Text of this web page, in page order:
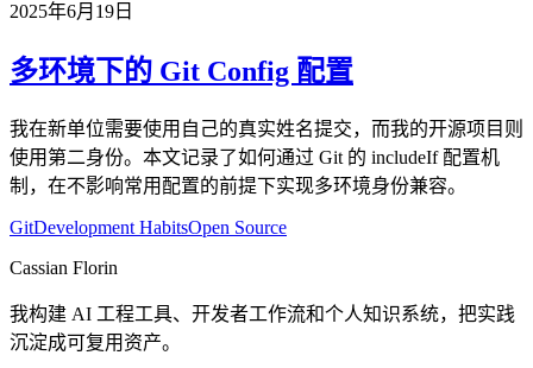
2025年6月19日
多环境下的 Git Config 配置
我在新单位需要使用自己的真实姓名提交，而我的开源项目则
使用第二身份。本文记录了如何通过 Git 的 includeIf 配置机
制，在不影响常用配置的前提下实现多环境身份兼容。
GitDevelopment HabitsOpen Source
Cassian Florin
我构建 AI 工程工具、开发者工作流和个人知识系统，把实践
沉淀成可复用资产。